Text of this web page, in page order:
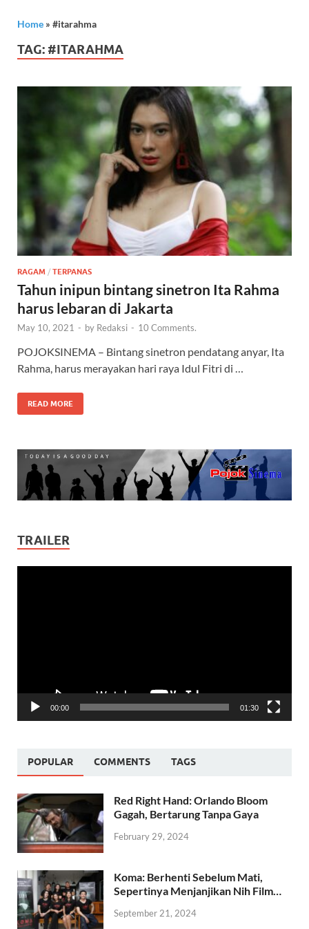
Home » #itarahma
TAG: #ITARAHMA
RAGAM / TERPANAS
Tahun inipun bintang sinetron Ita Rahma
harus lebaran di Jakarta
May 10, 2021 - by Redaksi - 10 Comments.
POJOKSINEMA – Bintang sinetron pendatang anyar, Ita
Rahma, harus merayakan hari raya Idul Fitri di …
READ MORE
TRAILER
00:00 01:30
POPULAR COMMENTS TAGS
Red Right Hand: Orlando Bloom
Gagah, Bertarung Tanpa Gaya
February 29, 2024
Koma: Berhenti Sebelum Mati,
Sepertinya Menjanjikan Nih Film…
September 21, 2024